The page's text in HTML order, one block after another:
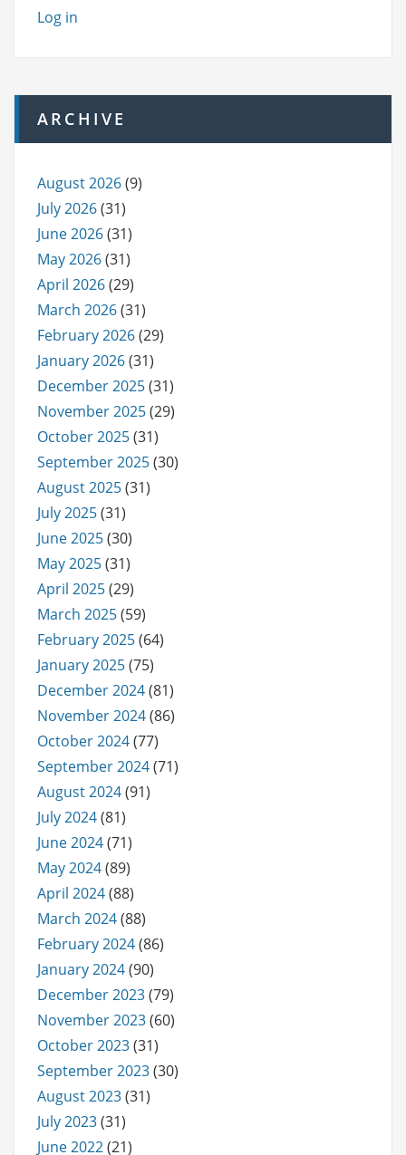
Log in
ARCHIVE
August 2026(9)
July 2026(31)
June 2026(31)
May 2026(31)
April 2026(29)
March 2026(31)
February 2026(29)
January 2026(31)
December 2025(31)
November 2025(29)
October 2025(31)
September 2025(30)
August 2025(31)
July 2025(31)
June 2025(30)
May 2025(31)
April 2025(29)
March 2025(59)
February 2025(64)
January 2025(75)
December 2024(81)
November 2024(86)
October 2024(77)
September 2024(71)
August 2024(91)
July 2024(81)
June 2024(71)
May 2024(89)
April 2024(88)
March 2024(88)
February 2024(86)
January 2024(90)
December 2023(79)
November 2023(60)
October 2023(31)
September 2023(30)
August 2023(31)
July 2023(31)
June 2022(21)